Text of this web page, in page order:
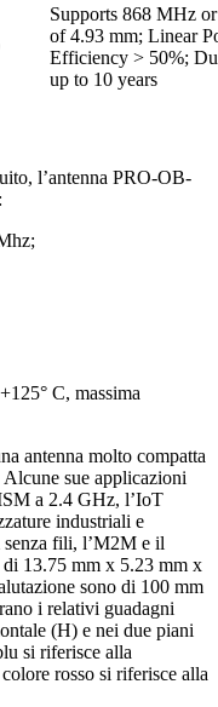
Supports 868 MHz
of 4.93 mm; Linear
Efficiency > 50%;
up to 10 years
l’antenna PRO-OB-
C, massima
antenna molto compatta
Alcune sue applicazioni
a 2.4 GHz, l’IoT
industriali e
senza fili, l’M2M e il
13.75 mm x 5.23 mm x
sono di 100 mm
i relativi guadagni
(H) e nei due piani
si riferisce alla
rosso si riferisce alla